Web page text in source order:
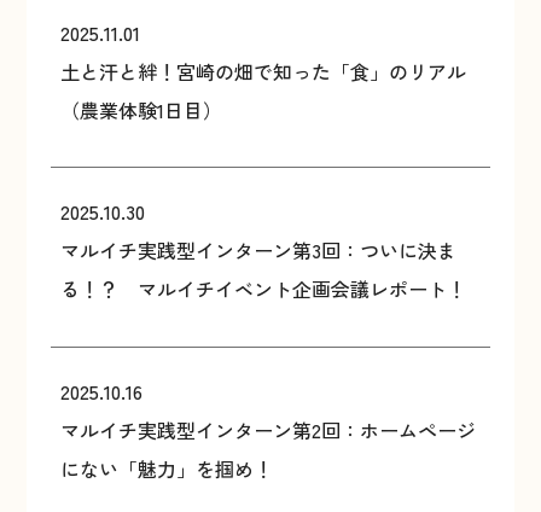
2025.11.01
土と汗と絆！宮崎の畑で知った「食」のリアル
（農業体験1日目）
2025.10.30
マルイチ実践型インターン第3回：ついに決ま
る！？ マルイチイベント企画会議レポート！
2025.10.16
マルイチ実践型インターン第2回：ホームページ
にない「魅力」を掴め！